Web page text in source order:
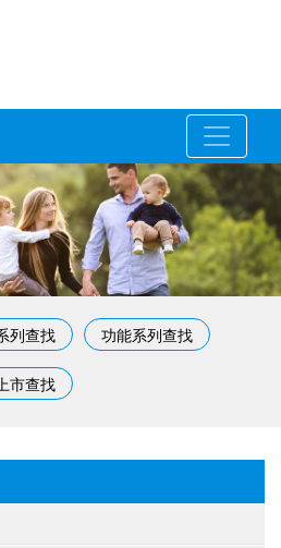
列查找 功能系列查找
市查找